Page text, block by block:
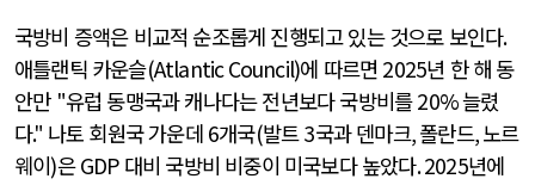
국방비 증액은 비교적 순조롭게 진행되고 있는 것으로 보인다.
애틀랜틱 카운슬(Atlantic Council)에 따르면 2025년 한 해 동
안만 "유럽 동맹국과 캐나다는 전년보다 국방비를20%늘렸
다." 나토 회원국 가운데 6개국(발트3국과 덴마크,폴란드,노르
웨이)은GDP 대비 국방비 비중이 미국보다 높았다. 2025년에